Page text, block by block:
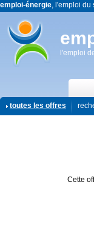
emploi-énergie, l'emploi du
l'emploi
toutes les offres
Cette